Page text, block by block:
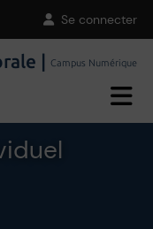
Se connecter
| Campus Numérique